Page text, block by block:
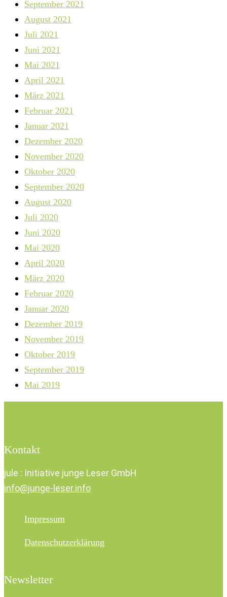
September 2021
August 2021
Juli 2021
Juni 2021
Mai 2021
April 2021
März 2021
Februar 2021
Januar 2021
Dezember 2020
November 2020
Oktober 2020
September 2020
August 2020
Juli 2020
Juni 2020
Mai 2020
April 2020
März 2020
Februar 2020
Januar 2020
Dezember 2019
November 2019
Oktober 2019
September 2019
Mai 2019
Kontakt
jule : Initiative junge Leser GmbH
info@junge-leser.info
Impressum
Datenschutzerklärung
Newsletter